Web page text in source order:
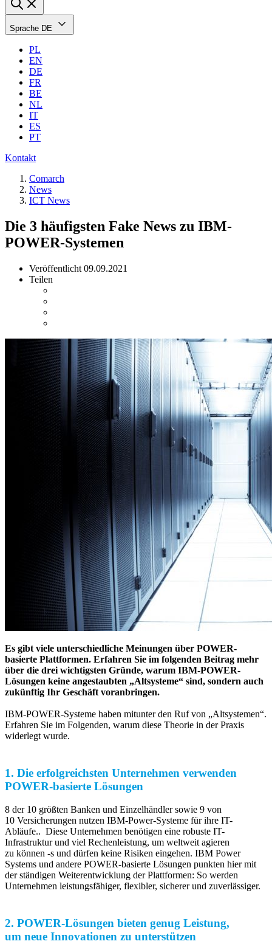
Sprache DE
PL
EN
DE
FR
BE
NL
IT
ES
PT
Kontakt
Comarch
News
ICT News
Die 3 häufigsten Fake News zu IBM-
POWER-Systemen
Veröffentlicht 09.09.2021
Teilen
Es gibt viele unterschiedliche Meinungen über POWER-
basierte Plattformen. Erfahren Sie im folgenden Beitrag mehr
über die drei wichtigsten Gründe, warum IBM-POWER-
Lösungen keine angestaubten „Altsysteme“ sind, sondern auch
zukünftig Ihr Geschäft voranbringen.
IBM-POWER-Systeme haben mitunter den Ruf von „Altsystemen“.
Erfahren Sie im Folgenden, warum diese Theorie in der Praxis
widerlegt wurde.
1. Die erfolgreichsten Unternehmen verwenden
POWER-basierte Lösungen
8 der 10 größten Banken und Einzelhändler sowie 9 von
10 Versicherungen nutzen IBM-Power-Systeme für ihre IT-
Abläufe.. Diese Unternehmen benötigen eine robuste IT-
Infrastruktur und viel Rechenleistung, um weltweit agieren
zu können -s und dürfen keine Risiken eingehen. IBM Power
Systems und andere POWER-basierte Lösungen punkten hier mit
der ständigen Weiterentwicklung der Plattformen: So werden
Unternehmen leistungsfähiger, flexibler, sicherer und zuverlässiger.
2. POWER-Lösungen bieten genug Leistung,
um neue Innovationen zu unterstützen